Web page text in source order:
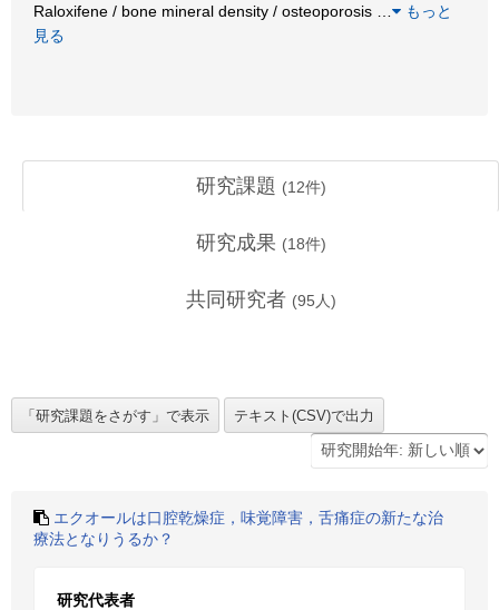
Raloxifene / bone mineral density / osteoporosis
もっと
見る
研究課題 (12件)
研究成果 (18件)
共同研究者 (95 人)
エクオールは口腔乾燥症，味覚障害，舌痛症の新たな治
療法となりうるか？
研究代表者